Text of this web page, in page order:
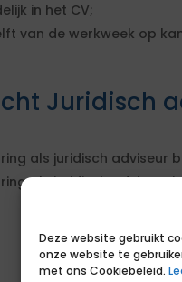
Deze website gebruikt
onze website te
met ons Cookiebeleid.
in het CV;
van de werkweek op
Juridisch
als juridisch adviseur
als juridisch adviseur